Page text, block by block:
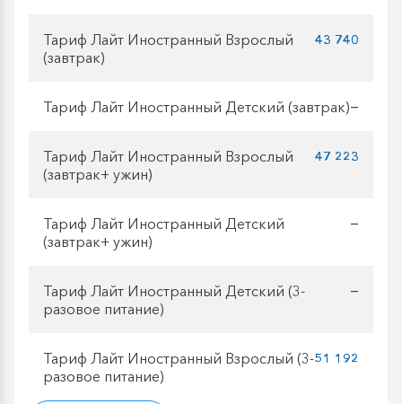
Тариф Лайт Иностранный Взрослый
(завтрак)
43 740
Тариф Лайт Иностранный Детский (завтрак)—
Тариф Лайт Иностранный Взрослый
(завтрак+ ужин)
47 223
Тариф Лайт Иностранный Детский
(завтрак+ ужин)
—
Тариф Лайт Иностранный Детский (3-
разовое питание)
—
Тариф Лайт Иностранный Взрослый (3-
разовое питание)
51 192